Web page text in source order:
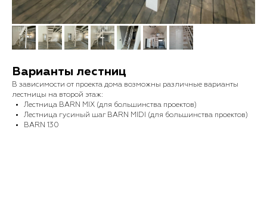
Варианты лестниц
В зависимости от проекта дома возможны различные варианты
лестницы на второй этаж:
Лестница BARN MIX (для большинства проектов)
Лестница гусиный шаг BARN MIDI (для большинства проектов)
BARN 130